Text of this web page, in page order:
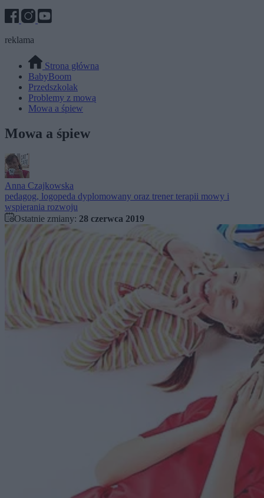
reklama
Strona główna
BabyBoom
Przedszkolak
Problemy z mową
Mowa a śpiew
Mowa a śpiew
Anna Czajkowska
pedagog, logopeda dyplomowany oraz trener terapii mowy i
wspierania rozwoju
Ostatnie zmiany: 28 czerwca 2019